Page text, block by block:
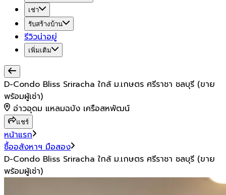
เช่า
รับสร้างบ้าน
รีวิวน่าอยู่
เพิ่มเติม
D-Condo Bliss Sriracha ใกล้ ม.เกษตร ศรีราชา ชลบุรี (ขาย
พร้อมผู้เช่า)
อ่าวอุดม แหลมฉบัง เครือสหพัฒน์
แชร์
หน้าแรก
ซื้ออสังหาฯ มือสอง
D-Condo Bliss Sriracha ใกล้ ม.เกษตร ศรีราชา ชลบุรี (ขาย
พร้อมผู้เช่า)